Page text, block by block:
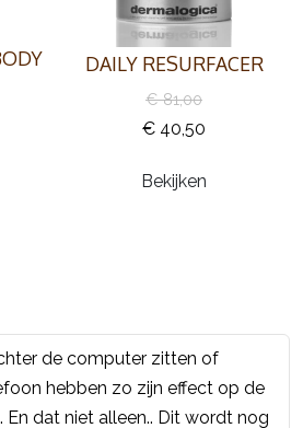
DAILY RESURFACER
€ 81,00
€ 40,50
Bekijken
de computer zitten of
hebben zo zijn effect op de
En dat niet alleen.. Dit wordt nog